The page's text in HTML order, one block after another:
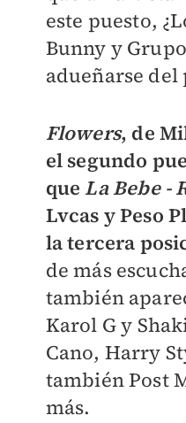
este puesto,
Bunny y
adueñarse
Flowers, de
el segundo
que La Bebe -
Lvcas y Peso
la tercera
de más
también
Karol G y
Cano, Harry
también Post
más.